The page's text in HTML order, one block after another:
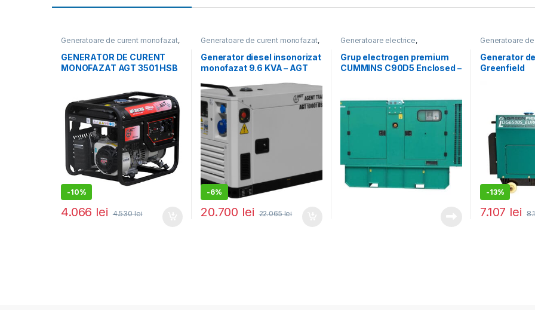
Generatoare de curent monofazat,
GENERATOR DE CURENT
MONOFAZAT AGT 3501 HSB
-10%
4.066 lei 4.530lei
Generatoare de curent monofazat,
Generator diesel insonorizat
monofazat 9.6 KVA – AGT
-6%
20.700 lei 22.065lei
Generatoare electrice,
Grup electrogen premium
CUMMINS C90D5 Enclosed –
Generatoare
Generator
Greenfield
carcasa
stationar,
kVA,
-13%
7.107 lei